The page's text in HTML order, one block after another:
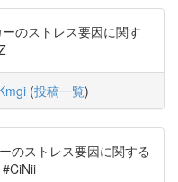
のストレス要因に関す
(投稿一覧)
のストレス要因に関する